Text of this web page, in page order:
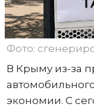
Фото:
В Крыму из-за
экономии. С